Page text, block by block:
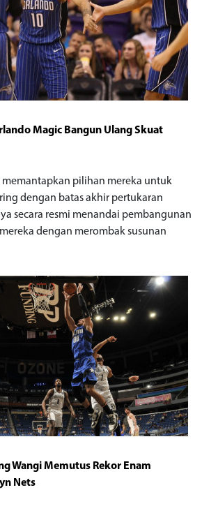
Magic Bangun Ulang Skuat
pilihan mereka untuk
dengan batas akhir pertukaran
secara resmi menandai pembangunan
dengan merombak susunan
Wangi Memutus Rekor Enam
Nets